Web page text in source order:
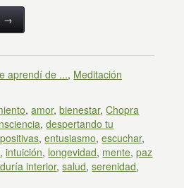
→
aprendí de ..., Meditación
,amor,bienestar,Chopra
,despertando tu
,entusiasmo,escuchar,
,intuición, longevidad, mente,paz
interior,salud,serenidad,